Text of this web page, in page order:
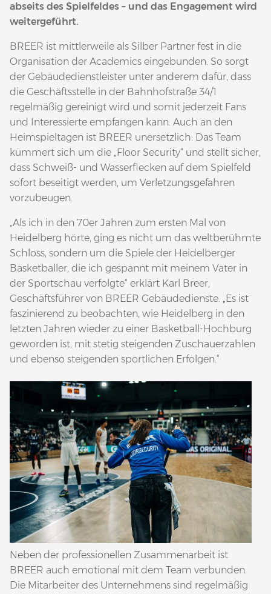
abseits des Spielfeldes – und das Engagement wird
weitergeführt.
BREER ist mittlerweile als Silber Partner fest in die
Organisation der Academics eingebunden. So sorgt
der Gebäudedienstleister unter anderem dafür, dass
die Geschäftsstelle in der Bahnhofstraße 34/1
regelmäßig gereinigt wird und somit jederzeit Fans
und Interessierte empfangen kann. Auch an den
Heimspieltagen ist BREER unersetzlich: Das Team
kümmert sich um die „Floor Security“ und stellt sicher,
dass Schweiß- und Wasserflecken auf dem Spielfeld
sofort beseitigt werden, um Verletzungsgefahren
vorzubeugen.
„Als ich in den 70er Jahren zum ersten Mal von
Heidelberg hörte, ging es nicht um das weltberühmte
Schloss, sondern um die Spiele der Heidelberger
Basketballer, die ich gespannt mit meinem Vater in
der Sportschau verfolgte“ erklärt Karl Breer,
Geschäftsführer von BREER Gebäudedienste. „Es ist
faszinierend zu beobachten, wie Heidelberg in den
letzten Jahren wieder zu einer Basketball-Hochburg
geworden ist, mit stetig steigenden Zuschauerzahlen
und ebenso steigenden sportlichen Erfolgen.“
Neben der professionellen Zusammenarbeit ist
BREER auch emotional mit dem Team verbunden.
Die Mitarbeiter des Unternehmens sind regelmäßig